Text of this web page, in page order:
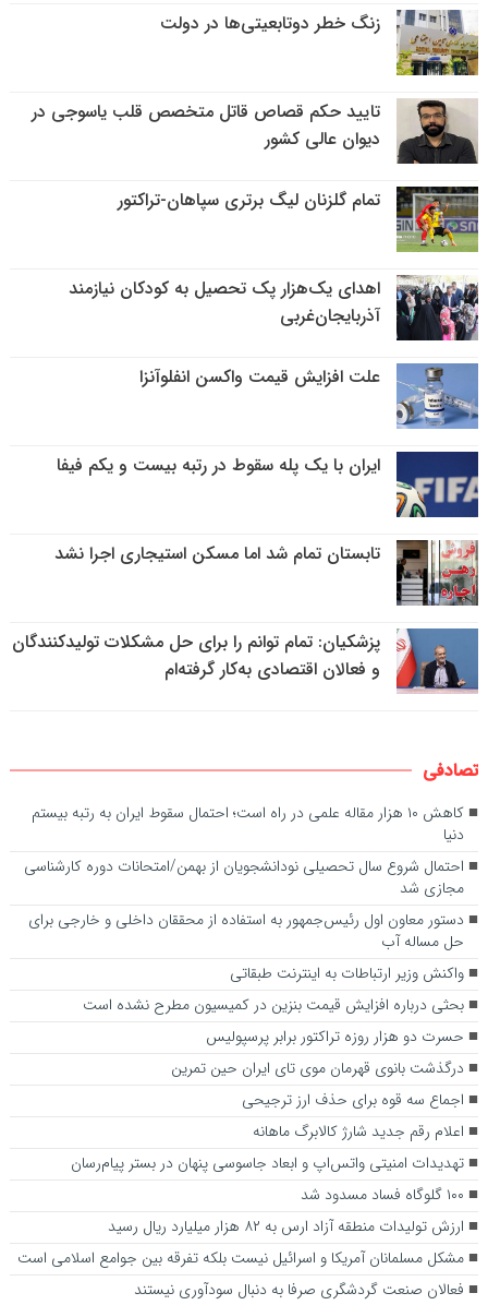
زنگ خطر دوتابعیتی‌ها در دولت
تایید حکم قصاص قاتل متخصص قلب یاسوجی در
دیوان عالی کشور
تمام گلزنان لیگ‌ برتری سپاهان-تراکتور
اهدای یک‌هزار پک تحصیل به کودکان نیازمند
آذربایجان‌غربی
علت افزایش قیمت واکسن انفلوآنزا
ایران با یک پله سقوط در رتبه بیست و یکم فیفا
تابستان تمام شد اما مسکن استیجاری اجرا نشد
پزشکیان: تمام توانم را برای حل مشکلات تولیدکنندگان
و فعالان اقتصادی به‌کار گرفته‌ام
تصادفی
کاهش ۱۰ هزار مقاله علمی در راه است؛ احتمال سقوط ایران به رتبه بیستم
دنیا
احتمال شروع سال تحصیلی نودانشجویان از بهمن/امتحانات دوره کارشناسی
مجازی شد
دستور معاون اول رئیس‌جمهور به استفاده از محققان داخلی و خارجی برای
حل مساله آب
واکنش وزیر ارتباطات به اینترنت طبقاتی
بحثی درباره افزایش قیمت بنزین در کمیسیون مطرح نشده است
حسرت دو هزار روزه تراکتور برابر پرسپولیس
درگذشت بانوی قهرمان موی تای ایران حین تمرین
اجماع سه قوه برای حذف ارز ترجیحی
اعلام رقم جدید شارژ کالابرگ ماهانه
تهدیدات امنیتی واتس‌اپ و ابعاد جاسوسی پنهان در بستر پیام‌رسان
۱۰۰ گلوگاه فساد مسدود شد
ارزش تولیدات منطقه آزاد ارس به ۸۲ هزار میلیارد ریال رسید
مشکل مسلمانان آمریکا و اسرائیل نیست بلکه تفرقه بین جوامع اسلامی است
فعالان صنعت گردشگری صرفا به دنبال سودآوری نیستند